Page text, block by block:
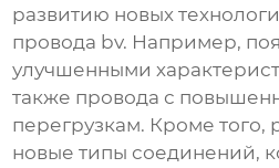
развитию новых
провода bv. Например,
улучшенными
также провода с
перегрузкам. Кроме того,
новые типы соединений,